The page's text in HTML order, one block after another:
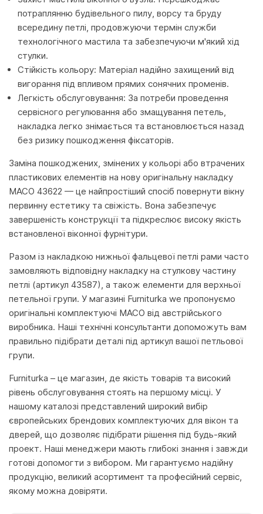
потраплянню будівельного пилу, ворсу та бруду
всередину петлі, продовжуючи термін служби
технологічного мастила та забезпечуючи м'який хід
стулки.
Стійкість кольору: Матеріал надійно захищений від
вигорання під впливом прямих сонячних променів.
Легкість обслуговування: За потреби проведення
сервісного регулювання або змащування петель,
накладка легко знімається та встановлюється назад
без ризику пошкодження фіксаторів.
Заміна пошкоджених, змінених у кольорі або втрачених
пластикових елементів на нову оригінальну накладку
MACO 43622 — це найпростіший спосіб повернути вікну
первинну естетику та свіжість. Вона забезпечує
завершеність конструкції та підкреслює високу якість
встановленої віконної фурнітури.
Разом із накладкою нижньої фальцевої петлі рами часто
замовляють відповідну накладку на стулкову частину
петлі (артикул 43587), а також елементи для верхньої
петельної групи. У магазині Furniturka we пропонуємо
оригінальні комплектуючі MACO від австрійського
виробника. Наші технічні консультанти допоможуть вам
правильно підібрати деталі під артикул вашої петльової
групи.
Furniturka – це магазин, де якість товарів та високий
рівень обслуговування стоять на першому місці. У
нашому каталозі представлений широкий вибір
європейських брендових комплектуючих для вікон та
дверей, що дозволяє підібрати рішення під будь-який
проект. Наші менеджери мають глибокі знання і завжди
готові допомогти з вибором. Ми гарантуємо надійну
продукцію, великий асортимент та професійний сервіс,
якому можна довіряти.